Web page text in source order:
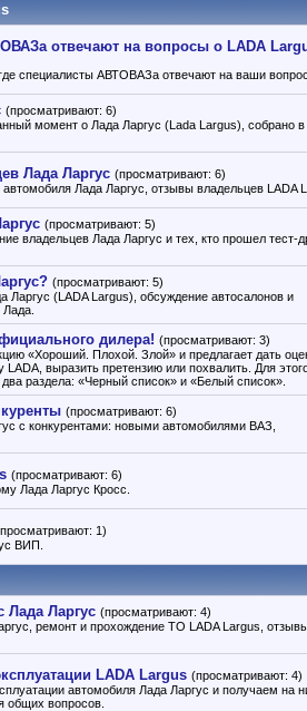
отвечают на вопросы о LADA
специалисты АВТОВАЗа отвечают на ваши
(просматривают: 6)
момент о Лада Ларгус (Lada Largus), собрано в
Лада Ларгус (просматривают: 6)
Лада Ларгус, отзывы владельцев LADA
(просматривают: 5)
владельцев Лада Ларгус и тех, кто прошел тест-
(просматривают: 5)
Ларгус (LADA Largus), обсуждение автосалонов и
дилера! (просматривают: 3)
«Хороший. Плохой. Злой» и предлагает дать
LADA, выразить претензию или похвалить. Для
раздела: «Черный список» и «Белый список».
(просматривают: 6)
с конкурентами: новыми автомобилями ВАЗ,
(просматривают: 6)
Лада Ларгус Кросс.
1)
ВИП.
Лада Ларгус (просматривают: 4)
ремонт и прохождение ТО LADA Largus,
LADA Largus (просматривают: 4)
автомобиля Лада Ларгус и получаем на
общих вопросов.